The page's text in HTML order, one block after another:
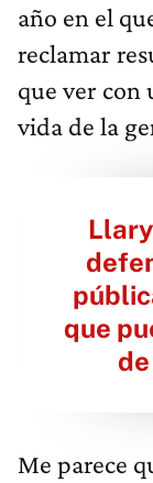
año en el
reclamar
que ver con
vida de la
que
Me parece